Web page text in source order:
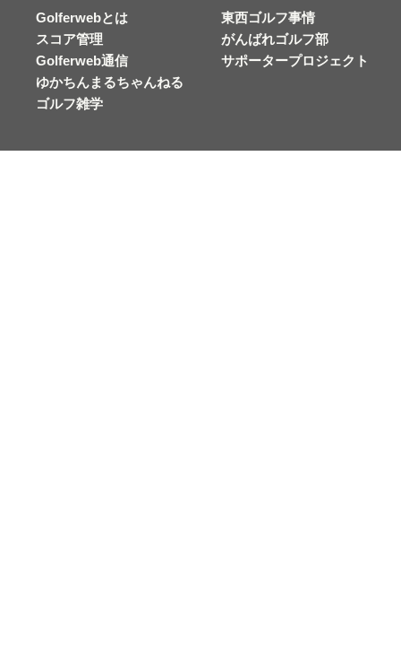
Golferwebとは
スコア管理
Golferweb通信
ゆかちんまるちゃんねる
ゴルフ雑学
東西ゴルフ事情
がんばれゴルフ部
サポータープロジェクト